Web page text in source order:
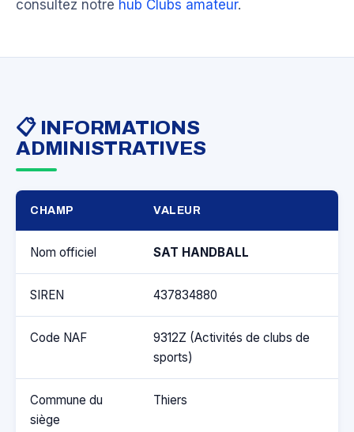
consultez notre hub Clubs amateur.
📋 INFORMATIONS
ADMINISTRATIVES
CHAMP VALEUR
Nom officiel SAT HANDBALL
SIREN 437834880
Code NAF
9312Z (Activités de clubs de
sports)
Commune du
siège
Thiers